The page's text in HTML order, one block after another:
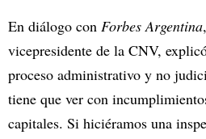
En diálogo con Forbes Argentina,
vicepresidente de la CNV,
proceso administrativo y no
tiene que ver con
capitales. Si hiciéramos una